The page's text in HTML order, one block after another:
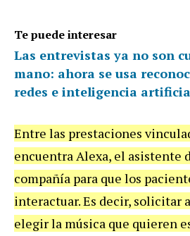
Te puede interesar
Las entrevistas ya no son
mano: ahora se usa
redes e inteligencia
Entre las prestaciones
encuentra Alexa, el asistente
compañía para que los
interactuar. Es decir, solicitar
elegir la música que quieren